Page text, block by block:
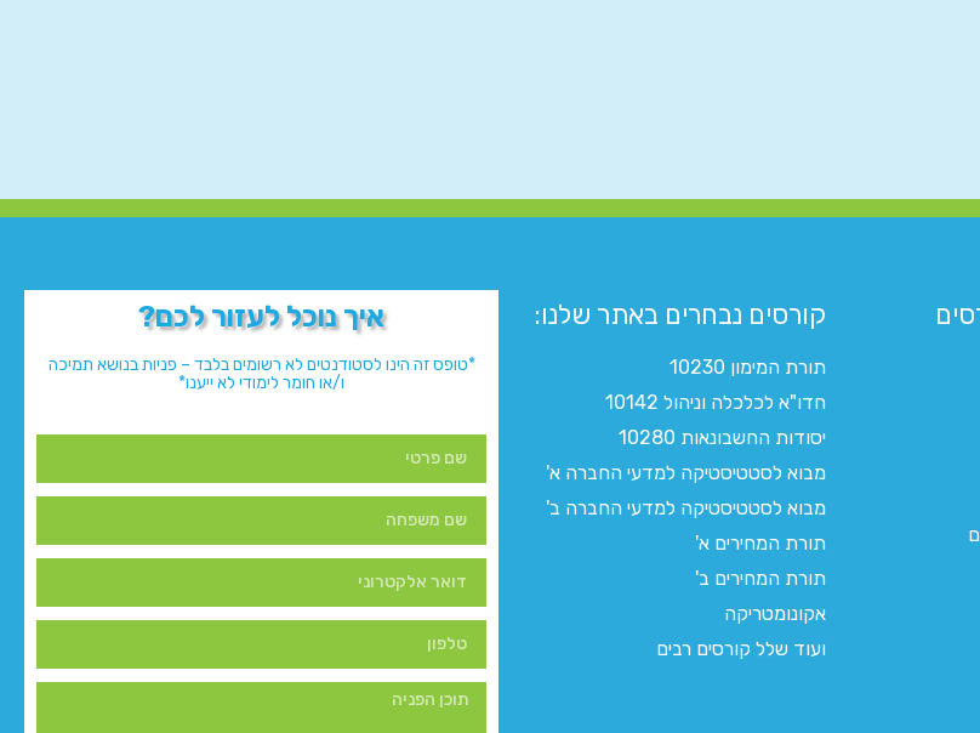
קורסים נבחרים באתר שלנו:​
תורת המימון 10230
חדו"א לכלכלה וניהול 10142
יסודות החשבונאות 10280
מבוא לסטטיסטיקה למדעי החברה א'
מבוא לסטטיסטיקה למדעי החברה ב'
תורת המחירים א'
תורת המחירים ב'
אקונומטריקה
ועוד שלל קורסים רבים
איך נוכל לעזור לכם?
*טופס זה הינו לסטודנטים לא רשומים בלבד – פניות בנושא תמיכה
ו/או חומר לימודי לא ייענו*